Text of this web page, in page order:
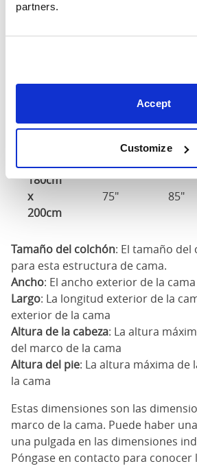
partners.
Accept
Customize
X
67" 85"
180cm
x
200cm
75" 85"
Tamaño del colchón: El tamaño
para esta estructura de cama.
Ancho: El ancho exterior de la cama
Largo: La longitud exterior de la
exterior de la cama
Altura de la cabeza: La altura
del marco de la cama
Altura del pie: La altura máxima de
la cama
Estas dimensiones son las
marco de la cama. Puede haber
una pulgada en las dimensiones
Póngase en contacto para conocer